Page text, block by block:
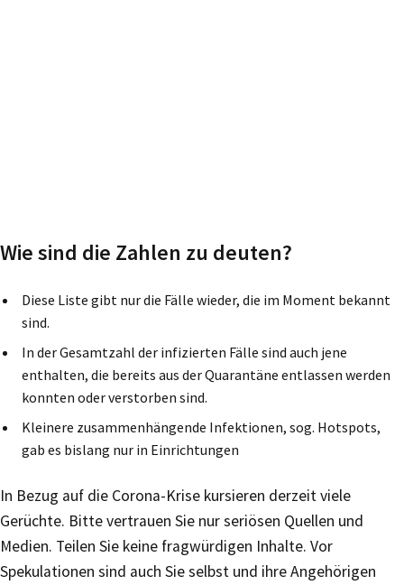
Wie sind die Zahlen zu deuten?
Diese Liste gibt nur die Fälle wieder, die im Moment bekannt
sind.
In der Gesamtzahl der infizierten Fälle sind auch jene
enthalten, die bereits aus der Quarantäne entlassen werden
konnten oder verstorben sind.
Kleinere zusammenhängende Infektionen, sog. Hotspots,
gab es bislang nur in Einrichtungen
In Bezug auf die Corona-Krise kursieren derzeit viele
Gerüchte. Bitte vertrauen Sie nur seriösen Quellen und
Medien. Teilen Sie keine fragwürdigen Inhalte. Vor
Spekulationen sind auch Sie selbst und ihre Angehörigen